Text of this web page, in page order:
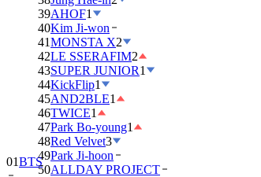
39AHOF1
40Kim Ji-won
41MONSTA X2
42LE SSERAFIM2
43SUPER JUNIOR1
44KickFlip1
45AND2BLE1
46TWICE1
47Park Bo-young1
48Red Velvet3
49Park Ji-hoon
50ALLDAY PROJECT
01BTS